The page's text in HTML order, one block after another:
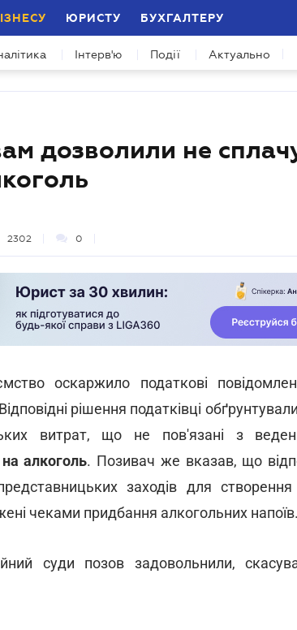
ЮРИСТУ БУХГАЛТЕРУ
Інтерв'ю Події Актуально
дозволили не
2302 0
оскаржило податкові
рішення податківці
витрат, що не пов'язані з
алкоголь. Позивач же вказав, що
заходів для створення
чеками придбання алкогольних напоїв.
суди позов задовольнили,